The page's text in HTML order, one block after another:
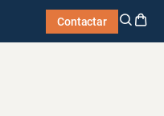
Contactar